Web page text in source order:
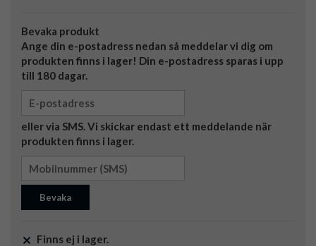
Bevaka produkt
Ange din e-postadress nedan så meddelar vi dig om
produkten finns i lager! Din e-postadress sparas i upp
till 180 dagar.
eller via SMS. Vi skickar endast ett meddelande när
produkten finns i lager.
Bevaka
Finns ej i lager.